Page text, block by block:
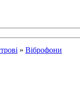
» Віброфони